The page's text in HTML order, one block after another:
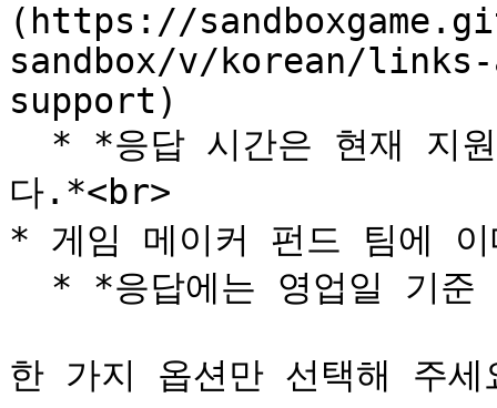
(https://
sandbox/v/korean/
support)
다.*<br>
* 게임 메이커 펀드 팀에 이
한 가지 옵션만 선택해 주